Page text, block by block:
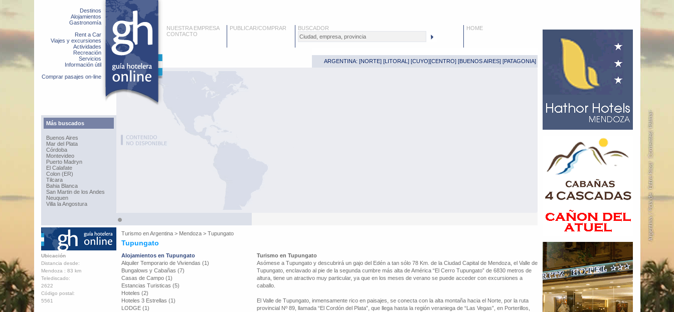
Destinos
Alojamientos
Gastronomía
Rent a Car
Viajes y excursiones
Actividades
Recreación
Servicios
Información útil
Comprar pasajes on-line
Más buscados
Buenos Aires
Mar del Plata
Córdoba
Montevideo
Puerto Madryn
El Calafate
Colon (ER)
Tilcara
Bahia Blanca
San Martin de los Andes
Neuquen
Villa la Angostura
NUESTRA EMPRESA
CONTACTO
PUBLICAR/COMPRAR BUSCADOR HOME
ARGENTINA: [NORTE] [LITORAL ] [CUYO][CENTRO] [BUENOS AIRES] [PATAGONIA]
Turismo enArgentina > Mendoza > Tupungato
Tupungato
Ubicación
Distancia desde:
Mendoza : 83 km
Telediscado:
2622
Código postal:
5561
Alojamientos en Tupungato
Alquiler Temporario de Viviendas (1)
Bungalows y Cabañas (7)
Casas de Campo (1)
Estancias Turisticas (5)
Hoteles (2)
Hoteles 3 Estrellas (1)
LODGE (1)
Turismo en Tupungato
Asómese a Tupungato y descubrirá un gajo del Edén a tan sólo 78 Km. de la Ciudad Capital de Mendoza, el Valle de
Tupungato, enclavado al pie de la segunda cumbre más alta de América “El Cerro Tupungato” de 6830 metros de
altura, tiene un atractivo muy particular, ya que en los meses de verano se puede acceder con excursiones a
caballo.
El Valle de Tupungato, inmensamente rico en paisajes, se conecta con la alta montaña hacia el Norte, por la ruta
provincial Nº 89, llamada “El Cordón del Plata”, que llega hasta la región veraniega de “Las Vegas”, en Porterillos,